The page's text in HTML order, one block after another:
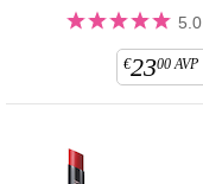
5.0
€2300 AVP